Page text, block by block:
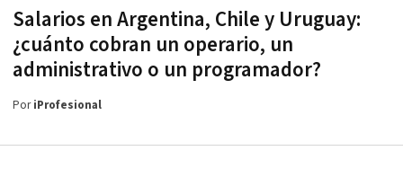
Salarios en Argentina, Chile y Uruguay:
¿cuánto cobran un operario, un
administrativo o un programador?
PoriProfesional